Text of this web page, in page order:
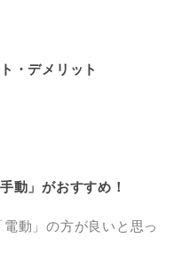
・デメリット
動」がおすすめ！
動」の方が良いと思っ